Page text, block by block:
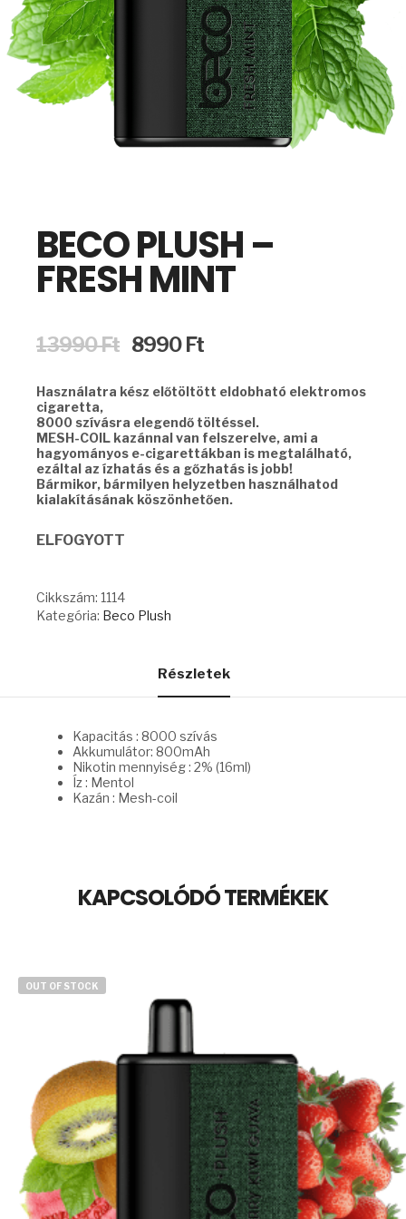
BECO PLUSH –
FRESH MINT
13990Ft Original
13990 Ft.
8990 FtCurrent
8990 Ft.
Használatra kész előtöltött eldobható elektromos
cigaretta,
8000 szívásra elegendő töltéssel.
MESH-COIL kazánnal van felszerelve, ami a
hagyományos e-cigarettákban is megtalálható,
ezáltal az ízhatás és a gőzhatás is jobb!
Bármikor, bármilyen helyzetben használhatod
kialakításának köszönhetően.
ELFOGYOTT
Cikkszám: 1114
Kategória: Beco Plush
Részletek
Kapacitás : 8000 szívás
Akkumulátor: 800mAh
Nikotin mennyiség : 2% (16ml)
Íz : Mentol
Kazán : Mesh-coil
KAPCSOLÓDÓ TERMÉKEK
OUT OF STOCK